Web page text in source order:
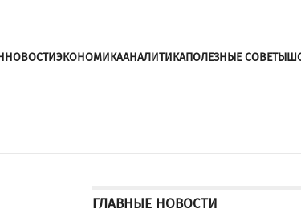
НОВОСТИЭКОНОМИКААНАЛИТИКАПОЛЕЗНЫЕ СОВЕТЫ
ГЛАВНЫЕ НОВОСТИ